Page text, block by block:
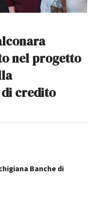
nel progetto
di credito
Banche di